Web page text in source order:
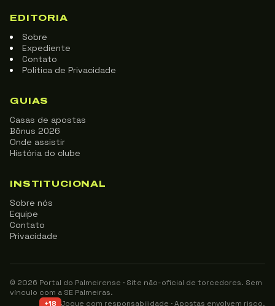
EDITORIA
Sobre
Expediente
Contato
Política de Privacidade
GUIAS
Casas de apostas
Bônus 2026
Onde assistir
História do clube
INSTITUCIONAL
Sobre nós
Equipe
Contato
Privacidade
© 2026 Portal do Palmeirense · Site não-oficial de torcedores. Sem
vínculo com a SE Palmeiras.
+18 Jogue com responsabilidade · Apostas envolvem risco.